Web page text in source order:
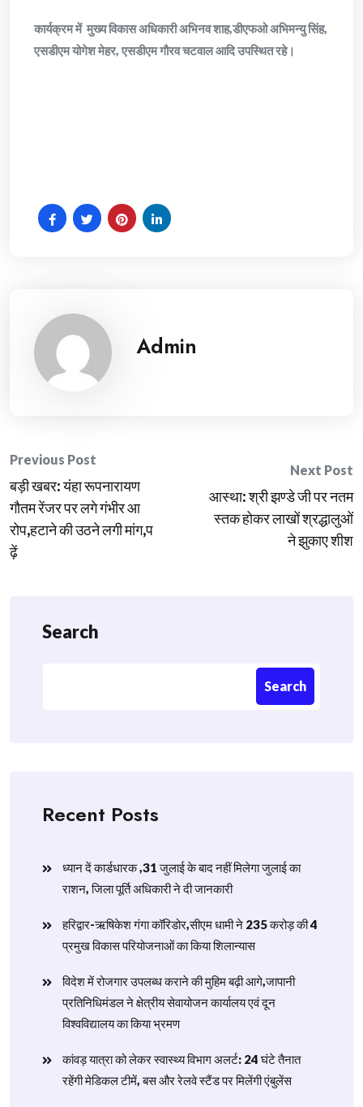
कार्यक्रम में मुख्य विकास अधिकारी अभिनव शाह,डीएफओ अभिमन्यु सिंह,
एसडीएम योगेश मेहर, एसडीएम गौरव चटवाल आदि उपस्थित रहे।
Admin
Post
navigation
Previous Post
बड़ी खबर: यंहा रूपनारायण
गौतम रेंजर पर लगे गंभीर आ
रोप,हटाने की उठने लगी मांग,प
ढ़ें
Next Post
आस्था: श्री झण्डे जी पर नतम
स्तक होकर लाखों श्रद्धालुओं
ने झुकाए शीश
Search
Search
Recent Posts
ध्यान दें कार्डधारक ,31 जुलाई के बाद नहीं मिलेगा जुलाई का
राशन, जिला पूर्ति अधिकारी ने दी जानकारी
हरिद्वार-ऋषिकेश गंगा कॉरिडोर,सीएम धामी ने 235 करोड़ की 4
प्रमुख विकास परियोजनाओं का किया शिलान्यास
विदेश में रोजगार उपलब्ध कराने की मुहिम बढ़ी आगे,जापानी
प्रतिनिधिमंडल ने क्षेत्रीय सेवायोजन कार्यालय एवं दून
विश्वविद्यालय का किया भ्रमण
​कांवड़ यात्रा को लेकर स्वास्थ्य विभाग अलर्ट: 24 घंटे तैनात
रहेंगी मेडिकल टीमें, बस और रेलवे स्टैंड पर मिलेंगी एंबुलेंस